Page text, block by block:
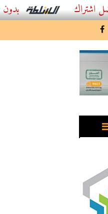
أفضل اشتراك IPTV بدون تقطيع 2026 – دليل المشاهد العصري